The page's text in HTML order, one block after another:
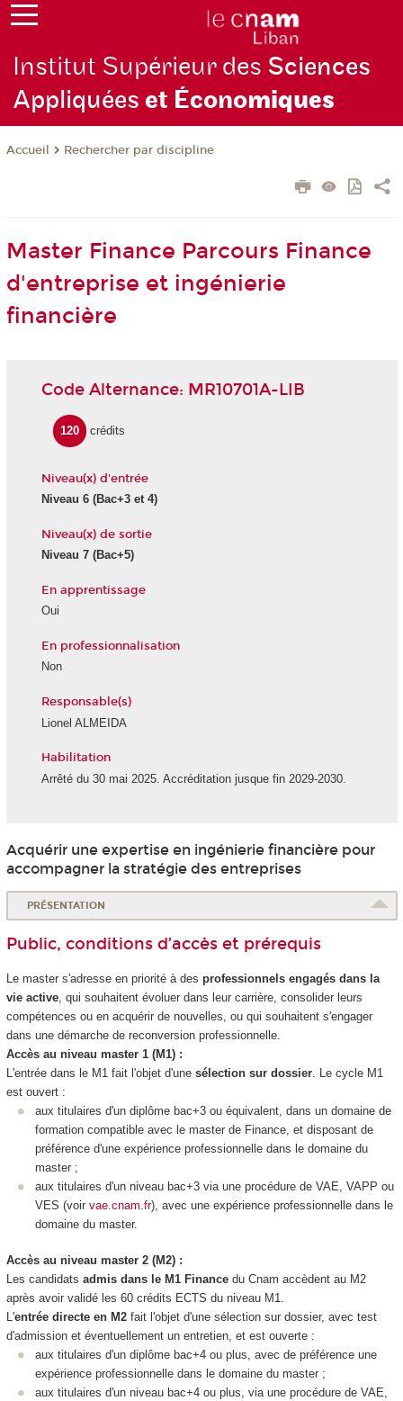
Institut Supérieur des Sciences
Appliquéeset Économiques
Accueil Rechercher par discipline
Master Finance Parcours Finance
d'entreprise et ingénierie
financière
Code Alternance: MR10701A-LIB
120 crédits
Niveau(x) d'entrée
Niveau 6 (Bac+3 et 4)
Niveau(x) de sortie
Niveau 7 (Bac+5)
En apprentissage
Oui
En professionnalisation
Non
Responsable(s)
Lionel ALMEIDA
Habilitation
Arrêté du 30 mai 2025. Accréditation jusque fin 2029-2030.
Acquérir une expertise en ingénierie financière pour
accompagner la stratégie des entreprises
PRÉSENTATION
Public, conditions d’accès et prérequis
Le master s'adresse en priorité à des professionnels engagés dans la
vie active, qui souhaitent évoluer dans leur carrière, consolider leurs
compétences ou en acquérir de nouvelles, ou qui souhaitent s'engager
dans une démarche de reconversion professionnelle.
Accès au niveau master 1 (M1) :
L'entrée dans le M1 fait l'objet d'une sélection sur dossier. Le cycle M1
est ouvert :
aux titulaires d'un diplôme bac+3 ou équivalent, dans un domaine de
formation compatible avec le master de Finance, et disposant de
préférence d'une expérience professionnelle dans le domaine du
master ;
aux titulaires d'un niveau bac+3 via une procédure de VAE, VAPP ou
VES (voir vae.cnam.fr), avec une expérience professionnelle dans le
domaine du master.
Accès au niveau master 2 (M2) :
Les candidats admis dans le M1 Financedu Cnam accèdent au M2
après avoir validé les 60 crédits ECTS du niveau M1.
L'entrée directe en M2fait l'objet d'une sélection sur dossier, avec test
d'admission et éventuellement un entretien, et est ouverte :
aux titulaires d'un diplôme bac+4 ou plus, avec de préférence une
expérience professionnelle dans le domaine du master ;
aux titulaires d'un niveau bac+4 ou plus, via une procédure de VAE,